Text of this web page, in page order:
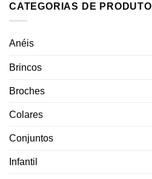
CATEGORIAS DE PRODUTO
Anéis
Brincos
Broches
Colares
Conjuntos
Infantil